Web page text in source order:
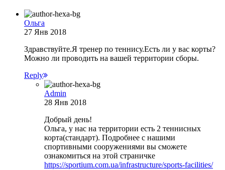
Ольга
27 Янв 2018
Здравствуйте.Я тренер по теннису.Есть ли у вас корты?
Можно ли проводить на вашей территории сборы.
Reply
Admin
28 Янв 2018
Добрый день!
Ольга, у нас на территории есть 2 теннисных
корта(стандарт). Подробнее с нашими
спортивными сооружениями вы сможете
ознакомиться на этой страничке
https://sportium.com.ua/infrastructure/sports-facilities/